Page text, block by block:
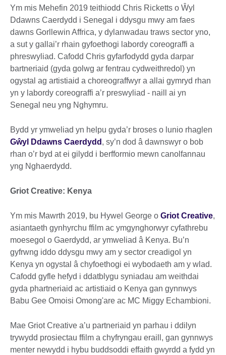
Ym mis Mehefin 2019 teithiodd Chris Ricketts o Ŵyl
Ddawns Caerdydd i Senegal i ddysgu mwy am faes
dawns Gorllewin Affrica, y dylanwadau traws sector yno,
a sut y gallai’r rhain gyfoethogi labordy coreograffi a
phreswyliad. Cafodd Chris gyfarfodydd gyda darpar
bartneriaid (gyda golwg ar fentrau cydweithredol) yn
ogystal ag artistiaid a choreograffwyr a allai gymryd rhan
yn y labordy coreograffi a’r preswyliad - naill ai yn
Senegal neu yng Nghymru.
Bydd yr ymweliad yn helpu gyda’r broses o lunio rhaglen
Gŵyl Ddawns Caerdydd , sy’n dod â dawnswyr o bob
rhan o’r byd at ei gilydd i berfformio mewn canolfannau
yng Nghaerdydd.
Griot Creative: Kenya
Ym mis Mawrth 2019, bu Hywel George o Griot Creative,
asiantaeth gynhyrchu ffilm ac ymgynghorwyr cyfathrebu
moesegol o Gaerdydd, ar ymweliad â Kenya. Bu’n
gyfrwng iddo ddysgu mwy am y sector creadigol yn
Kenya yn ogystal â chyfoethogi ei wybodaeth am y wlad.
Cafodd gyfle hefyd i ddatblygu syniadau am weithdai
gyda phartneriaid ac artistiaid o Kenya gan gynnwys
Babu Gee Omoisi Omong'are ac MC Miggy Echambioni.
Mae Griot Creative a’u partneriaid yn parhau i ddilyn
trywydd prosiectau ffilm a chyfryngau eraill, gan gynnwys
menter newydd i hybu buddsoddi effaith gwyrdd a fydd yn